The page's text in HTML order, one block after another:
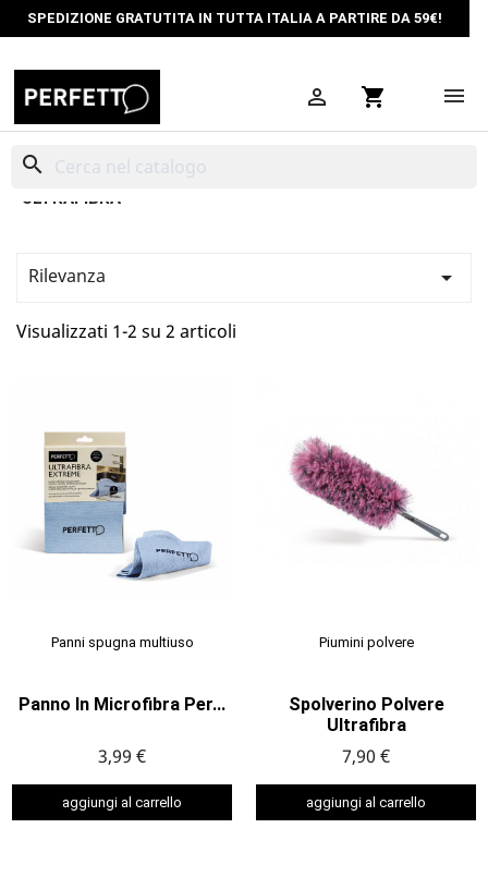
SPEDIZIONE GRATUTITA IN TUTTA ITALIA A PARTIRE DA 59€!
 shopping_cart
search
ULTRAFIBRA
Rilevanza 
Visualizzati 1-2 su 2 articoli
Panni spugna multiuso
Panno In Microfibra Per...
3,99 €
aggiungi al carrello
Piumini polvere
Spolverino Polvere
Ultrafibra
7,90 €
aggiungi al carrello